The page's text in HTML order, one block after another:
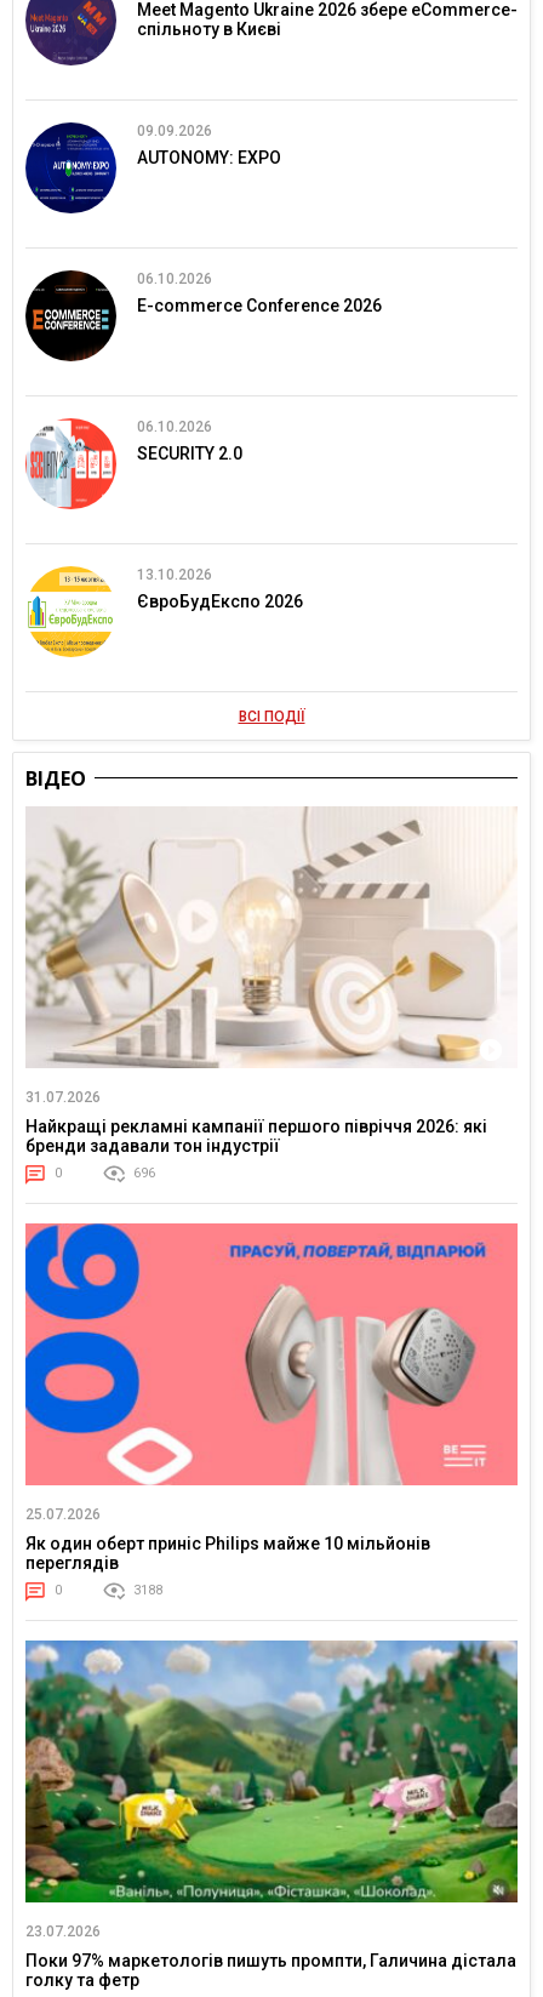
Meet Magento Ukraine 2026 збере eCommerce-
спільноту в Києві
09.09.2026
AUTONOMY: EXPO
06.10.2026
E-commerce Conference 2026
06.10.2026
SECURITY 2.0
13.10.2026
ЄвроБудЕкспо 2026
ВСІ ПОДІЇ
ВІДЕО
31.07.2026
Найкращі рекламні кампанії першого півріччя 2026: які
бренди задавали тон індустрії
0 696
25.07.2026
Як один оберт приніс Philips майже 10 мільйонів
переглядів
0 3188
23.07.2026
Поки 97% маркетологів пишуть промпти, Галичина дістала
голку та фетр